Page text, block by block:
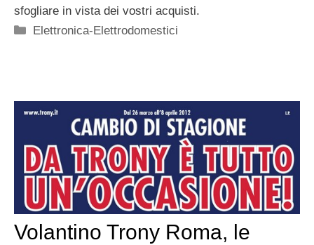
sfogliare in vista dei vostri acquisti.
Categorie
Elettronica-Elettrodomestici
Volantino Trony Roma, le